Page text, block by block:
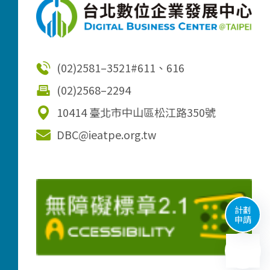
計劃
申請
(02)2581–3521#611、616
(02)2568–2294
10414 臺北市中山區松江路350號
DBC@ieatpe.org.tw